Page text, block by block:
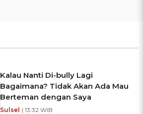
Kalau Nanti Di-bully Lagi
Bagaimana? Tidak Akan Ada Mau
Berteman dengan Saya
Sulsel | 13:32 WIB